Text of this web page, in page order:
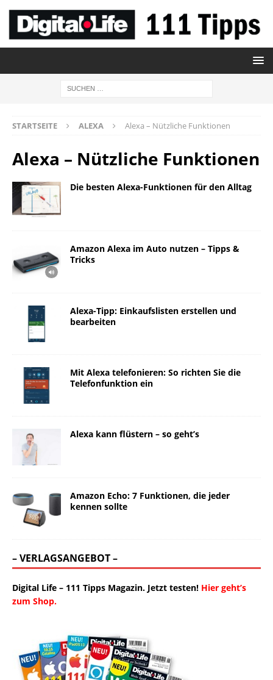
STARTSEITE ALEXA Alexa – Nützliche Funktionen
Alexa – Nützliche Funktionen
Die besten Alexa-Funktionen für den Alltag
Amazon Alexa im Auto nutzen – Tipps &
Tricks
Alexa-Tipp: Einkaufslisten erstellen und
bearbeiten
Mit Alexa telefonieren: So richten Sie die
Telefonfunktion ein
Alexa kann flüstern – so geht’s
Amazon Echo: 7 Funktionen, die jeder
kennen sollte
– VERLAGSANGEBOT –
Digital Life – 111 Tipps Magazin. Jetzt testen! Hier geht’s
zum Shop.